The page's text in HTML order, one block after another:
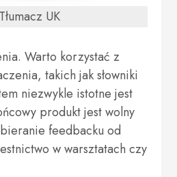
Tłumacz UK
Warto korzystać z
takich jak słowniki
niezwykle istotne jest
produkt jest wolny
feedbacku od
w warsztatach czy